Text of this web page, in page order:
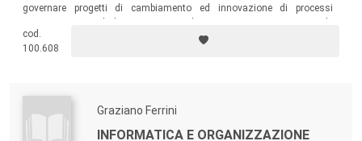
governare progetti di cambiamento ed innovazione di processi
principali attività che un’impresa deve svolgere per affrontare un
progetto di innovazione e cambiamento.
cod.
100.608
Graziano Ferrini
INFORMATICA E ORGANIZZAZIONE